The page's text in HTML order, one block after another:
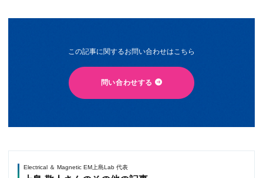
この記事に関するお問い合わせはこちら
問い合わせする
Electrical ＆ Magnetic EM上島Lab 代表